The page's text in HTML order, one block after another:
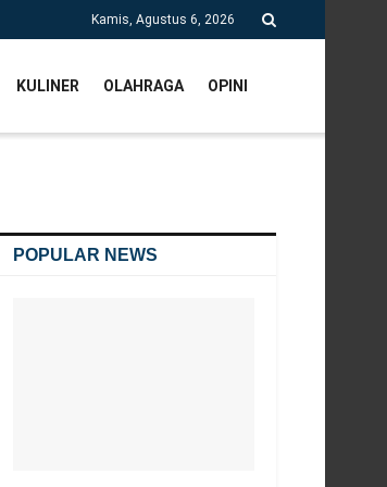
Kamis, Agustus 6, 2026
KULINER OLAHRAGA OPINI
POPULAR NEWS